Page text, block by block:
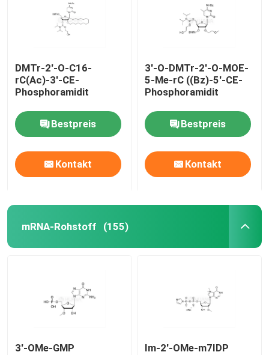
Produkte
Über uns
Fabrik-Ausflug
DMTr-2'-O-C16-
rC(Ac)-3'-CE-
Phosphoramidit
Bestpreis
Kontakt
3'-O-DMTr-2'-O-MOE-
5-Me-rC ((Bz)-5'-CE-
Phosphoramidit
Bestpreis
Kontakt
mRNA-Rohstoff (155)
3'-OMe-GMP Im-2'-OMe-m7IDP